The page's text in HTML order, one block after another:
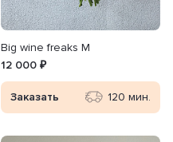
Big wine freaks M
12 000 ₽
Заказать 120 мин.